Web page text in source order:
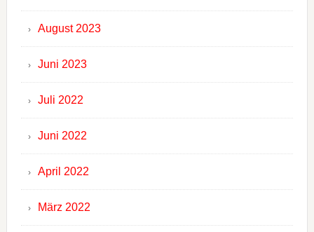
August 2023
Juni 2023
Juli 2022
Juni 2022
April 2022
März 2022